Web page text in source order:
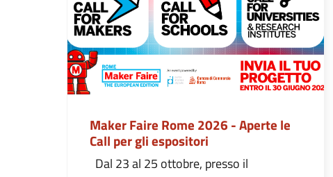
Maker Faire Rome 2026 - Aperte le
Call per gli espositori
Dal 23 al 25 ottobre, presso il